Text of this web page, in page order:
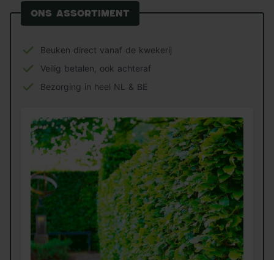
Ons assortiment
Beuken direct vanaf de kwekerij
Veilig betalen, ook achteraf
Bezorging in heel NL & BE